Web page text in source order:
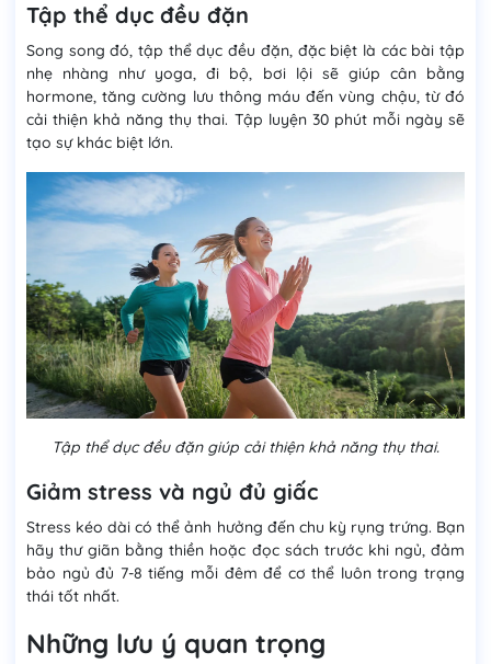
Tập thể dục đều đặn
Song song đó, tập thể dục đều đặn, đặc biệt là các bài tập
nhẹ nhàng như yoga, đi bộ, bơi lội sẽ giúp cân bằng
hormone, tăng cường lưu thông máu đến vùng chậu, từ đó
cải thiện khả năng thụ thai. Tập luyện 30 phút mỗi ngày sẽ
tạo sự khác biệt lớn.
Tập thể dục đều đặn giúp cải thiện khả năng thụ thai.
Giảm stress và ngủ đủ giấc
Stress kéo dài có thể ảnh hưởng đến chu kỳ rụng trứng. Bạn
hãy thư giãn bằng thiền hoặc đọc sách trước khi ngủ, đảm
bảo ngủ đủ 7-8 tiếng mỗi đêm để cơ thể luôn trong trạng
thái tốt nhất.
Những lưu ý quan trọng